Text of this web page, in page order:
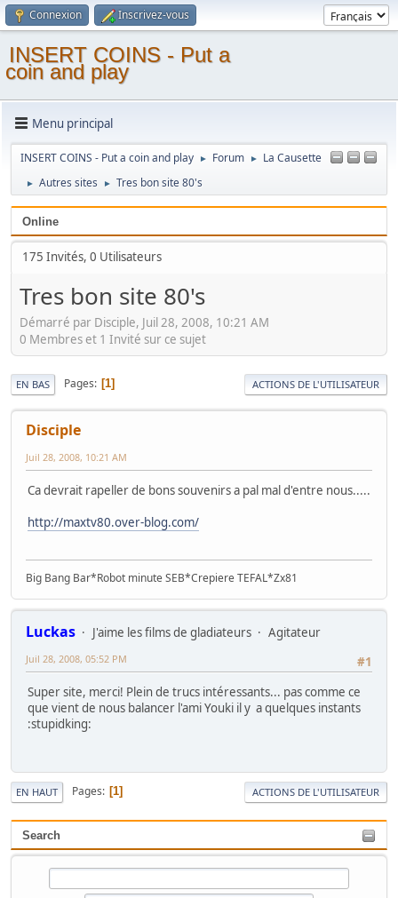
Connexion Inscrivez-vous
INSERT COINS - Put a
coin and play
Menu principal
INSERT COINS - Put a coin and play ► Forum ► La Causette
► Autres sites ► Tres bon site 80's
Search
Online
175 Invités, 0 Utilisateurs
Tres bon site 80's
Démarré par Disciple, Juil 28, 2008, 10:21 AM
0 Membres et 1 Invité sur ce sujet
EN BAS Pages 1 ACTIONS DE L'UTILISATEUR
Disciple
Juil 28, 2008, 10:21 AM
Ca devrait rapeller de bons souvenirs a pal mal d'entre nous.....
http://maxtv80.over-blog.com/
Big Bang Bar*Robot minute SEB*Crepiere TEFAL*Zx81
Luckas J'aime les films de gladiateurs
Agitateur
#1
Juil 28, 2008, 05:52 PM
Super site, merci! Plein de trucs intéressants... pas comme ce
que vient de nous balancer l'ami Youki il y a quelques instants
:stupidking:
EN HAUT Pages 1 ACTIONS DE L'UTILISATEUR